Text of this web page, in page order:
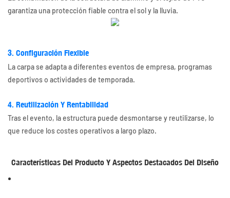
garantiza una protección fiable contra el sol y la lluvia.
3. Configuración Flexible
La carpa se adapta a diferentes eventos de empresa, programas
deportivos o actividades de temporada.
4. Reutilización Y Rentabilidad
Tras el evento, la estructura puede desmontarse y reutilizarse, lo
que reduce los costes operativos a largo plazo.
Características Del Producto Y Aspectos Destacados Del Diseño